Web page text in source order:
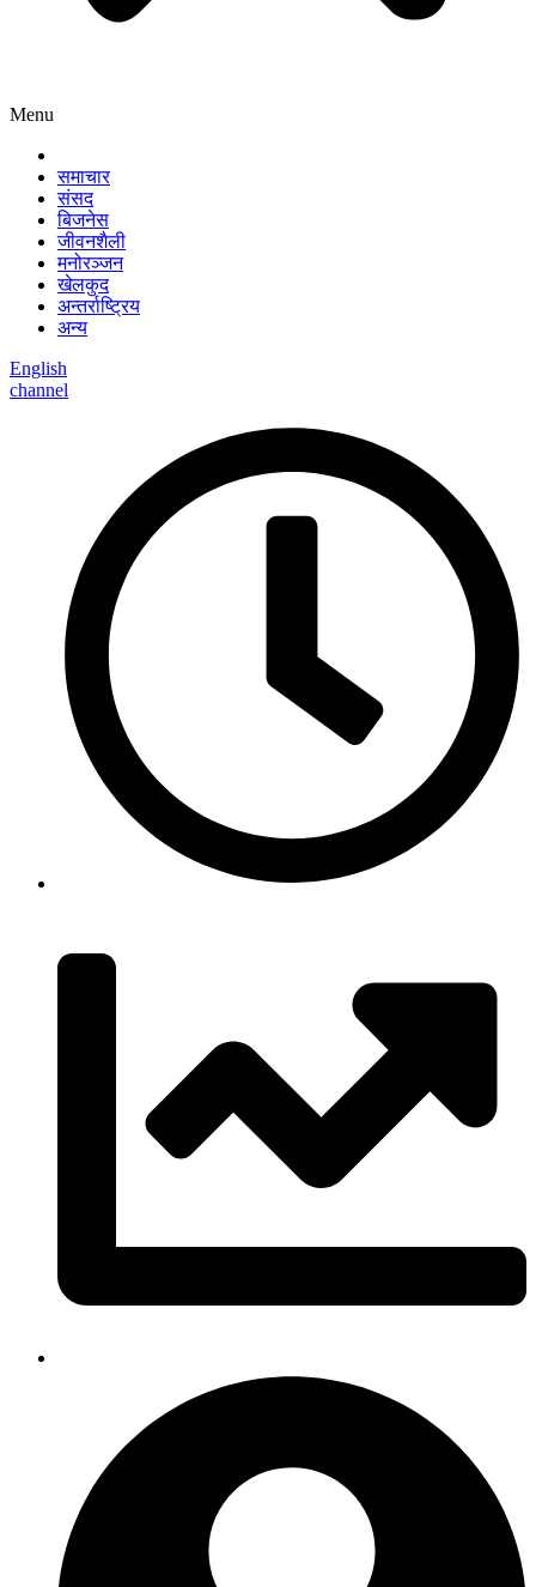
Menu
समाचार
संसद
बिजनेस
जीवनशैली
मनोरञ्जन
खेलकुद
अन्तर्राष्ट्रिय
अन्य
English
channel